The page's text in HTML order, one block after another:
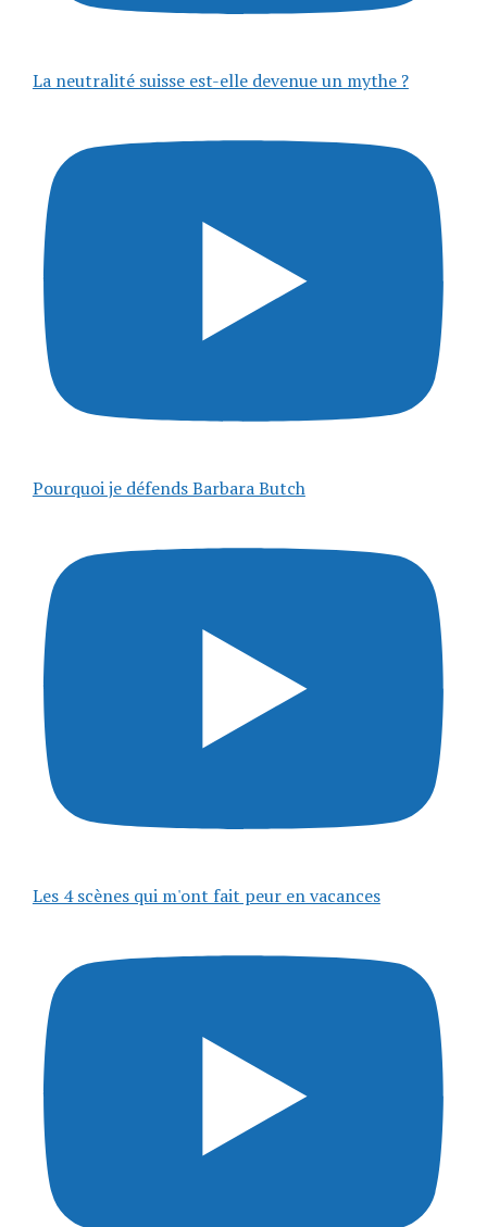
La neutralité suisse est-elle devenue un mythe ?
Pourquoi je défends Barbara Butch
Les 4 scènes qui m'ont fait peur en vacances